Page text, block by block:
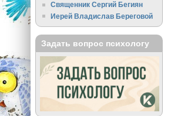
Священник Сергий Бегиян
Иерей Владислав Береговой
Задать вопрос психологу